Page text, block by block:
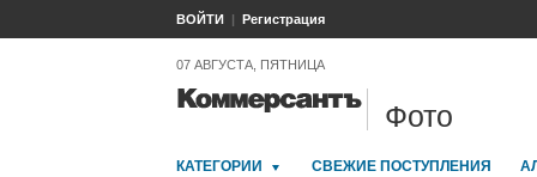
ВОЙТИ Регистрация
07 АВГУСТА, ПЯТНИЦА
Фото
КАТЕГОРИИ СВЕЖИЕ ПОСТУПЛЕНИЯ